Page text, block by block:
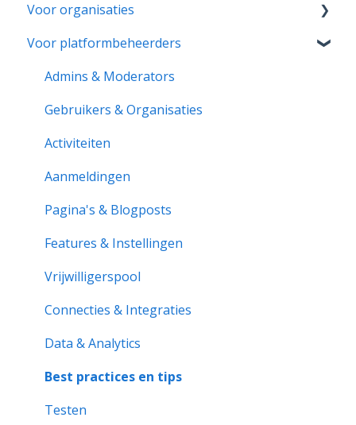
Account & Instellingen
Aanmeldingen & Activiteitenrapporten
Notificaties & Berichten
Rollen & Lidmaatschap
Vrijwilligerspool
Aan de slag
Activiteitenbank
Organisatiepagina
Probleemoplossing
Voor organisaties
Aan de slag
Pagina & Instellingen
Rollen & Lidmaatschap
Activiteiten
Aanmeldingen
Activiteitenrapporten
Vrijwilligerspool
Formulieren & Documenten
Notificaties & Berichten
Data & Analytics
Geavanceerde trainingen
Best practices
Voor platformbeheerders
Admins & Moderators
Gebruikers & Organisaties
Activiteiten
Aanmeldingen
Pagina's & Blogposts
Features & Instellingen
Vrijwilligerspool
Connecties & Integraties
Data & Analytics
Best practices en tips
Testen